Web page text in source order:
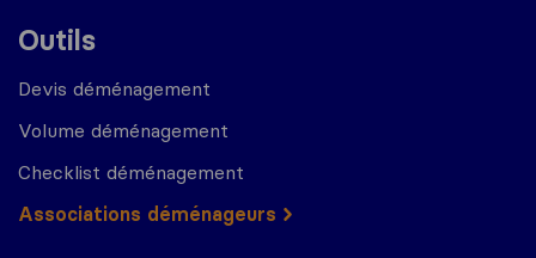
Outils
Devis déménagement
Volume déménagement
Checklist déménagement
Associations déménageurs